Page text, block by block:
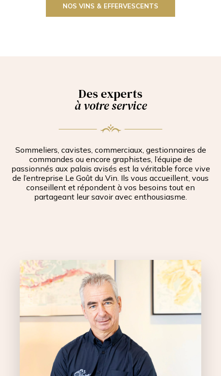
NOS VINS & EFFERVESCENTS
Des experts
à votre service
Sommeliers, cavistes, commerciaux, gestionnaires de
commandes ou encore graphistes, l’équipe de
passionnés aux palais avisés est la véritable force vive
de l’entreprise Le Goût du Vin. Ils vous accueillent, vous
conseillent et répondent à vos besoins tout en
partageant leur savoir avec enthousiasme.